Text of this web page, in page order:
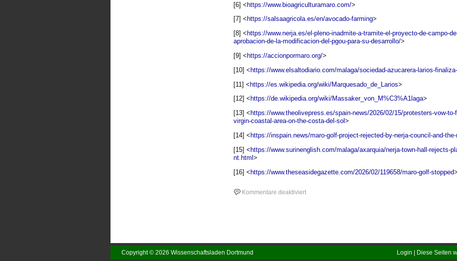
[6] <https://www.bioagriculturamaro.com/>
[7] < https://salsaagricola.es/en/avocado-farming>
[8] < https://www.nerja.es/el-pleno-inadmite-a-tramite-el-proyecto-de-campo-
aprobacion-de-la-modificacion-del-pgou-para-su-desarrollo/>
[9] < https://accionpormaro.org/>
[10] < https://www.elsaltodiario.com/malaga/sociedad-azucarera-larios-
[11] <https://es.wikipedia.org/wiki/Marquesado_de_Larios>
[12] < https://de.wikipedia.org/wiki/Massaker_von_M%C3%A1laga>
[13] < https://www.theolivepress.es/spain-news/2026/02/15/protesters-vow-
virgin-coastal-area-on-the-costa-del-sol >
[14] < https://inspain.news/maro-golf-project-rejected-by-nerja-council-and-
[15] < https://www.surinenglish.com/malaga/axarquia/nerja-town-hall-rejects-
nt.html >
[16] <https://www.theseasidegazette.com/2026/02/119658/maro-golf-stopped>
Kommentare deaktiviertfür
Login Diese Seiten
Copyright © 2026 Wissenschaftsladen Dortmund